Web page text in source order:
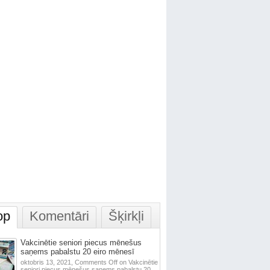
Komentāri Šķirkļi
Vakcinētie seniori piecus mēnešus
saņems pabalstu 20 eiro mēnesī
oktobris 13, 2021, Comments Offon Vakcinētie